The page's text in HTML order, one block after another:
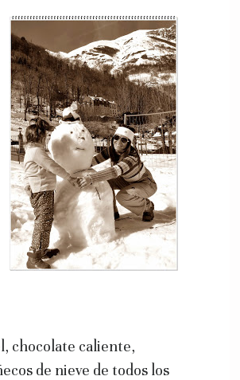
chocolate caliente,
de nieve de todos los